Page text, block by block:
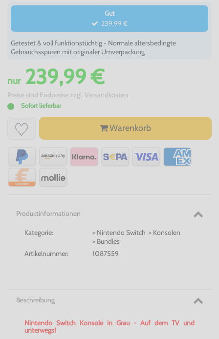
Gut
239,99 €
Getestet & voll funktionstüchtig - Normale altersbedingte
Gebrauchsspuren mit originaler Umverpackung
nur239,99 €
Preise sind Endpreise zzgl. Versandkosten
Sofort lieferbar
Warenkorb
Produktinformationen
Kategorie:
> Nintendo Switch > Konsolen
> Bundles
Artikelnummer:
1087559
Beschreibung
Nintendo Switch Konsole in Grau - Auf dem TV und
unterwegs!